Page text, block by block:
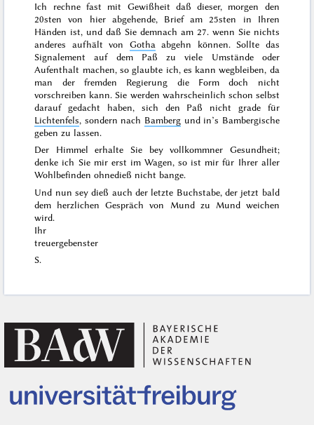
Ich rechne fast mit Gewißheit daß dieser, morgen den
20sten von hier abgehende, Brief am25sten in Ihren
Händen ist, und daß Sie demnach am 27.wenn Sie nichts
anderes aufhält von Gothaabgehn können. Sollte das
Signalement auf dem Paß zu viele Umstände oder
Aufenthalt machen, so glaubte ich, es kann wegbleiben, da
man der fremden Regierung die Form doch nicht
vorschreiben kann. Sie werden wahrscheinlich schon selbst
darauf gedacht haben, sich den Paß nicht grade für
Lichtenfels, sondern nach Bamberg und in’s Bambergische
geben zu lassen.
Der Himmel erhalte Sie bey vollkommner Gesundheit;
denke ich Sie mir erst im Wagen, so ist mir für Ihrer aller
Wohlbefinden ohnedieß nicht bange.
Und nun sey dieß auch der letzte Buchstabe, der jetzt bald
dem herzlichen Gespräch von Mund zu Mund weichen
wird.
Ihr
treuergebenster
S.